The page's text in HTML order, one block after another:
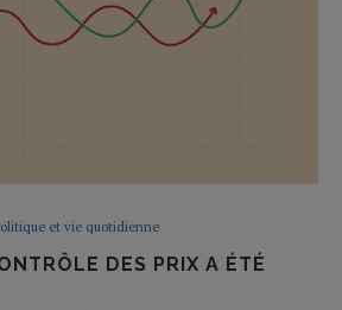
et vie quotidienne
DES PRIX A ÉTÉ